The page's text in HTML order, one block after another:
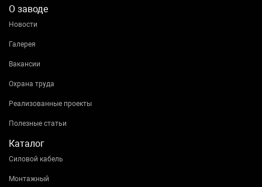
О заводе
Новости
Галерея
Вакансии
Охрана труда
Реализованные проекты
Полезные статьи
Каталог
Силовой кабель
Монтажный